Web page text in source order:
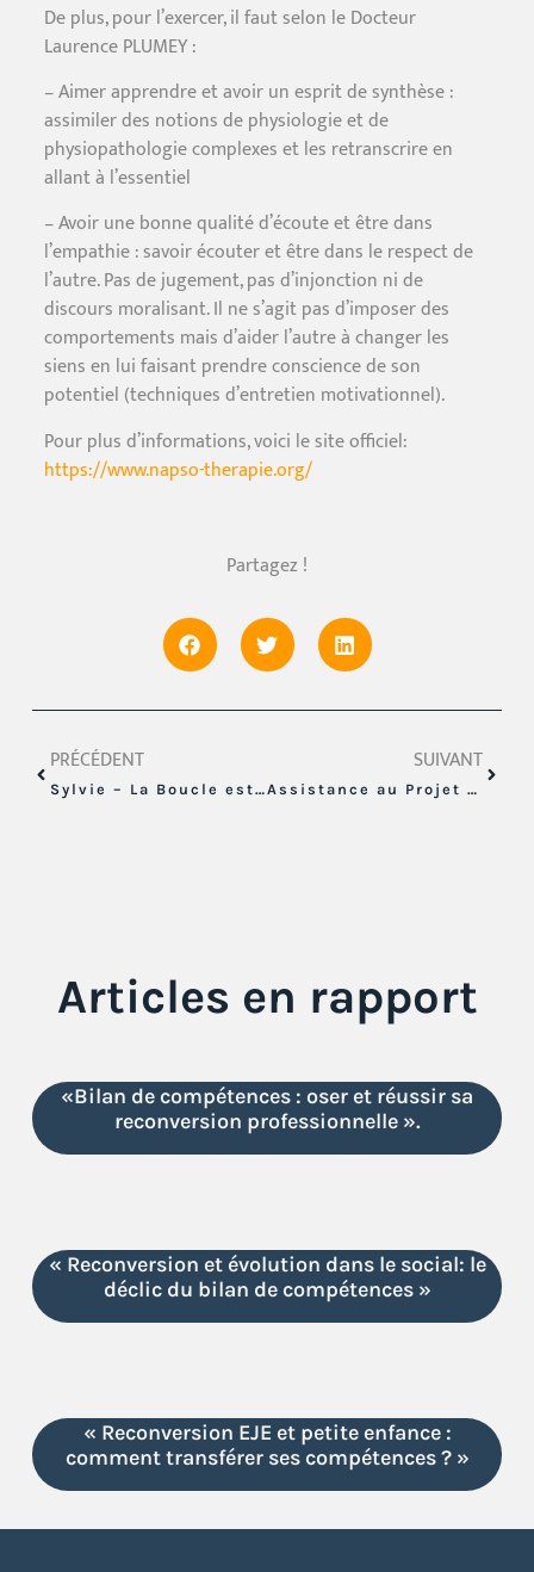
De plus, pour l’exercer, il faut selon le Docteur
Laurence PLUMEY :
– Aimer apprendre et avoir un esprit de synthèse :
assimiler des notions de physiologie et de
physiopathologie complexes et les retranscrire en
allant à l’essentiel
– Avoir une bonne qualité d’écoute et être dans
l’empathie : savoir écouter et être dans le respect de
l’autre. Pas de jugement, pas d’injonction ni de
discours moralisant. Il ne s’agit pas d’imposer des
comportements mais d’aider l’autre à changer les
siens en lui faisant prendre conscience de son
potentiel (techniques d’entretien motivationnel).
Pour plus d’informations, voici le site officiel:
https://www.napso-therapie.org/
Partagez !
PRÉCÉDENT
Sylvie – La Boucle est Bouclée!
SUIVANT
Assistance au Projet de Vie
Articles en rapport
«Bilan de compétences : oser et réussir sa
reconversion professionnelle ».
« Reconversion et évolution dans le social: le
déclic du bilan de compétences »
« Reconversion EJE et petite enfance :
comment transférer ses compétences ? »